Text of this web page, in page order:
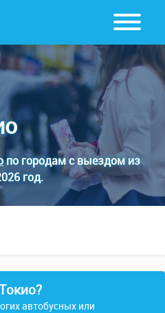
по городам с выездом из
год.
автобусных или